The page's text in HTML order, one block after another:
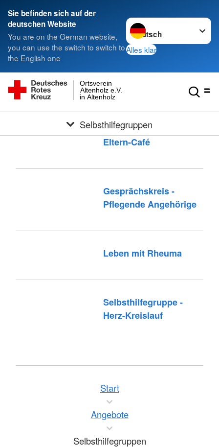
Sie befinden sich auf der
deutschen Website
You are on the German website,
you can use the switch to switch to
the English one
Sprache wechseln zu
Alles klar
in Altenholz
Altenholz e.V.
Ortsverein
Selbsthilfegruppen
Eltern-Café
Gesprächskreis -
Pflegende Angehörige
Leben mit Rheuma
Selbsthilfegruppe -
Herz-Kreislauf
Start
Angebote
Selbsthilfegruppen